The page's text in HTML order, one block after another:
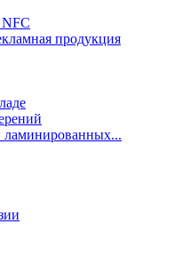
продукция